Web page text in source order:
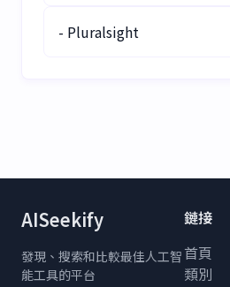
- Pluralsight
AISeekify
發現、搜索和比較最佳人工智
能工具的平台
鏈接
首頁
類別